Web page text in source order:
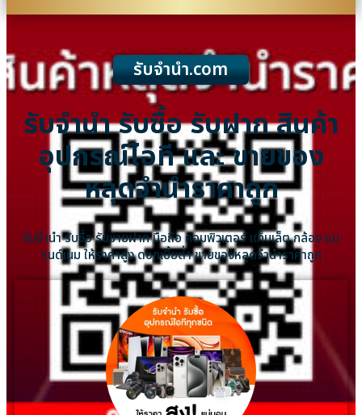
รับจํานํา.com
รับจำนำ รับซื้อ รับฝาก สินค้า
อุปกรณ์ไอที และ ขายของ
หลุดจำนำราคาถูก
รับจำนำ รับซื้อ รับขายฝาก มือถือ คอมพิวเตอร์ แท็บเล็ต กล้อง แบ
รนด์เนม ให้ราคาสูง ดอกเบี้ยต่ำ ขายของหลุดจำนำราคาถูก